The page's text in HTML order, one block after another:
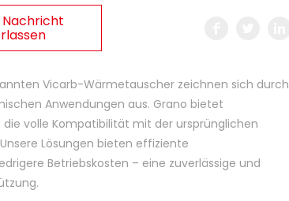
Nachricht
Vicarb-Wärmetauscher zeichnen sich durch
Anwendungen aus. Grano bietet
volle Kompatibilität mit der ursprünglichen
Lösungen bieten effiziente
Betriebskosten – eine zuverlässige und